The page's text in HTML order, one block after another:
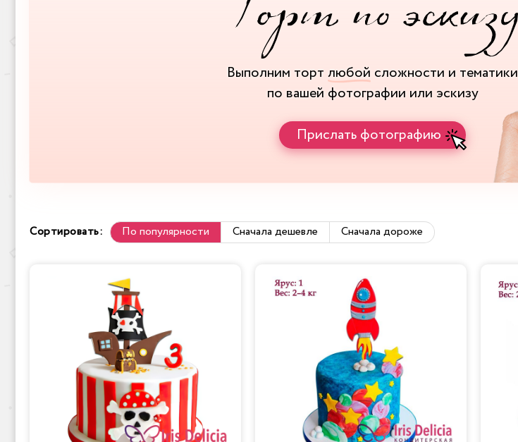
Выполним торт любой сложности и тематики
по вашей фотографии или эскизу
Прислать фотографию
Сортировать: По популярности Сначала дешевле Сначала дороже